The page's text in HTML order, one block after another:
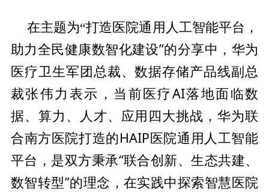
在主题为“打造医院通用人工智能平台，
助力全民健康数智化建设”的分享中，华为
医疗卫生军团总裁、数据存储产品线副总
裁张伟力表示，当前医疗AI落地面临数
据、算力、人才、应用四大挑战，华为联
合南方医院打造的HAIP医院通用人工智能
平台，是双方秉承“联合创新、生态共建、
数智转型”的理念，在实践中探索智慧医院